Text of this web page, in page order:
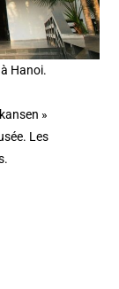
Hanoi.
»
Les